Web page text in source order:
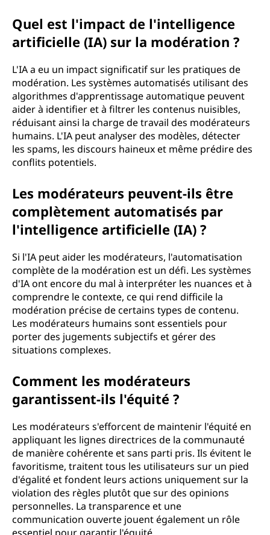
Quel est l'impact de l'intelligence
artificielle (IA) sur la modération ?
L'IA a eu un impact significatif sur les pratiques de
modération. Les systèmes automatisés utilisant des
algorithmes d'apprentissage automatique peuvent
aider à identifier et à filtrer les contenus nuisibles,
réduisant ainsi la charge de travail des modérateurs
humains. L'IA peut analyser des modèles, détecter
les spams, les discours haineux et même prédire des
conflits potentiels.
Les modérateurs peuvent-ils être
complètement automatisés par
l'intelligence artificielle (IA) ?
Si l'IA peut aider les modérateurs, l'automatisation
complète de la modération est un défi. Les systèmes
d'IA ont encore du mal à interpréter les nuances et à
comprendre le contexte, ce qui rend difficile la
modération précise de certains types de contenu.
Les modérateurs humains sont essentiels pour
porter des jugements subjectifs et gérer des
situations complexes.
Comment les modérateurs
garantissent-ils l'équité ?
Les modérateurs s'efforcent de maintenir l'équité en
appliquant les lignes directrices de la communauté
de manière cohérente et sans parti pris. Ils évitent le
favoritisme, traitent tous les utilisateurs sur un pied
d'égalité et fondent leurs actions uniquement sur la
violation des règles plutôt que sur des opinions
personnelles. La transparence et une
communication ouverte jouent également un rôle